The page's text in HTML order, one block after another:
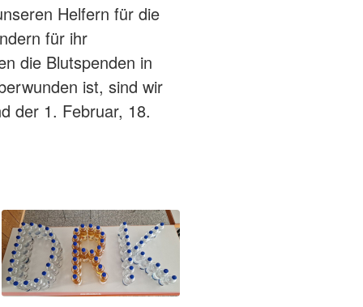
Helfern für die
für ihr
die Blutspenden in
ist, sind wir
der 1. Februar, 18.